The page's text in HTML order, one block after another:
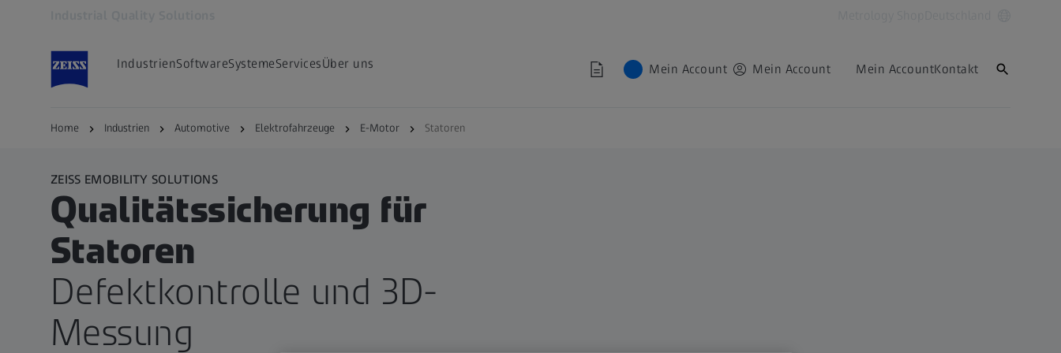
IndustrienSoftwareSystemeServicesÜber uns Mein Account Mein Account Mein AccountKontakt
Home Industrien Automotive Elektrofahrzeuge E-Motor Statoren
ZEISS EMOBILITY SOLUTIONS
Qualitätssicherung für
Statoren
Defektkontrolle und 3D-
Messung